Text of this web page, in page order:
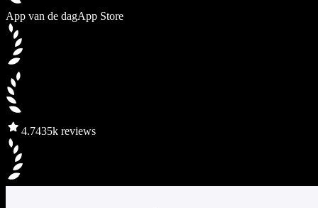
App van de dagApp Store
4.7435k reviews